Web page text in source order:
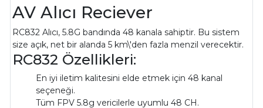
AV Alıcı Reciever
RC832 Alıcı, 5.8G bandında 48 kanala sahiptir. Bu sistem
size açık, net bir alanda 5 km\'den fazla menzil verecektir.
RC832 Özellikleri:
En iyi iletim kalitesini elde etmek için 48 kanal
seçeneği.
Tüm FPV 5.8g vericilerle uyumlu 48 CH.